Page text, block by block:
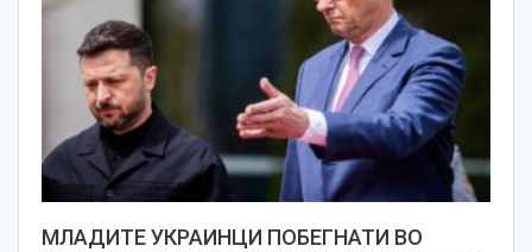
МЛАДИТЕ УКРАИНЦИ ПОБЕГНАТИ ВО